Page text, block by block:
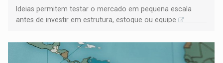
Ideias permitem testar o mercado em pequena escala
antes de investir em estrutura, estoque ou equipe